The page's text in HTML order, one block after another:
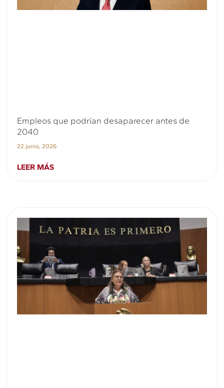
Empleos que podrían desaparecer antes de
2040
22 junio, 2026
LEER MÁS